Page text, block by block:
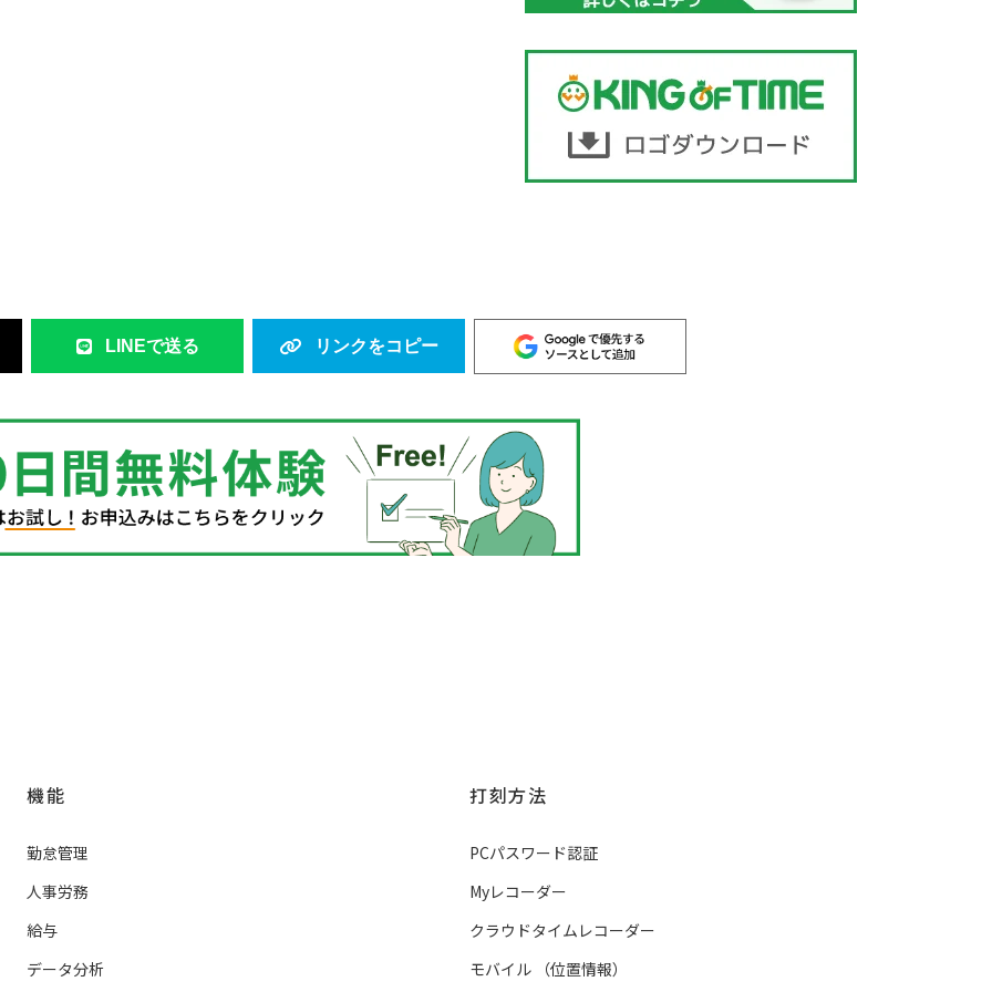
LINEで送る リンクをコピー
機能
勤怠管理
人事労務
給与
データ分析
打刻方法
PCパスワード認証
Myレコーダー
クラウドタイムレコーダー
モバイル
（位置情報）